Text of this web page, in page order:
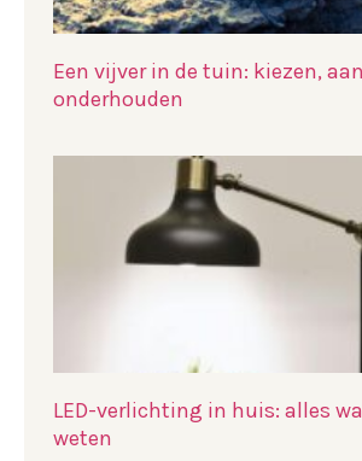
Een vijver in de tuin: kiezen,
onderhouden
LED-verlichting in huis: alles
weten